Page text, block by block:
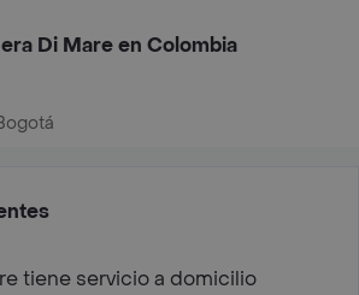
Di Mare en Colombia
tiene servicio a domicilio